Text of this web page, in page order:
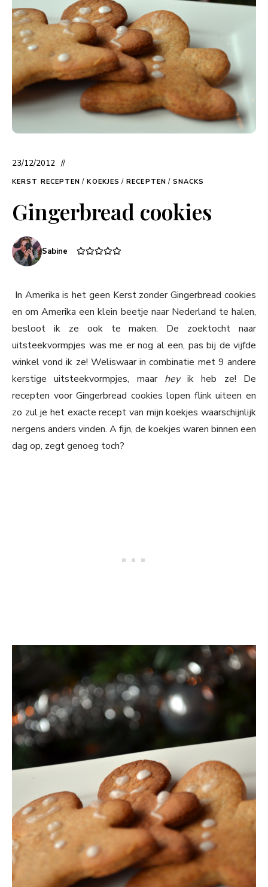
23/12/2012
KERST RECEPTEN / KOEKJES / RECEPTEN / SNACKS
Gingerbread cookies
Sabine
In Amerika is het geen Kerst zonder Gingerbread cookies
en om Amerika een klein beetje naar Nederland te halen,
besloot ik ze ook te maken. De zoektocht naar
uitsteekvormpjes was me er nog al een, pas bij de vijfde
winkel vond ik ze! Weliswaar in combinatie met 9 andere
kerstige uitsteekvormpjes, maar heyik heb ze! De
recepten voor Gingerbread cookies lopen flink uiteen en
zo zul je het exacte recept van mijn koekjes waarschijnlijk
nergens anders vinden. A fijn, de koekjes waren binnen een
dag op, zegt genoeg toch?